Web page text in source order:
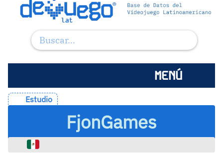
MENÚ
Estudio
FjonGames